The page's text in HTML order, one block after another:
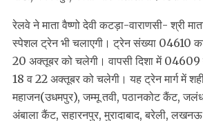
रेलवे ने माता वैष्णो देवी कटड़ा-वाराणसी- श्री
स्पेशल ट्रेन भी चलाएगी। ट्रेन संख्या 04610
20 अक्तूबर को चलेगी। वापसी दिशा में 04609
18 व 22 अक्तूबर को चलेगी। यह ट्रेन मार्ग में
महाजन(उधमपुर), जम्मू तवी, पठानकोट कैंट,
अंबाला कैंट, सहारनपुर, मुरादाबाद, बरेली,